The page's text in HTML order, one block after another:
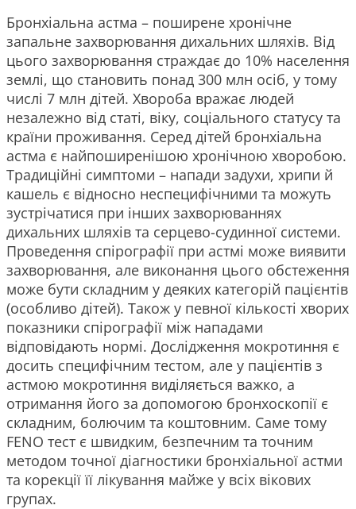
Бронхіальна астма – поширене хронічне
запальне захворювання дихальних шляхів. Від
цього захворювання страждає до 10% населення
землі, що становить понад 300 млн осіб, у тому
числі 7 млн дітей. Хвороба вражає людей
незалежно від статі, віку, соціального статусу та
країни проживання. Серед дітей бронхіальна
астма є найпоширенішою хронічною хворобою.
Традиційні симптоми – напади задухи, хрипи й
кашель є відносно неспецифічними та можуть
зустрічатися при інших захворюваннях
дихальних шляхів та серцево-судинної системи.
Проведення спірографії при астмі може виявити
захворювання, але виконання цього обстеження
може бути складним у деяких категорій пацієнтів
(особливо дітей). Також у певної кількості хворих
показники спірографії між нападами
відповідають нормі. Дослідження мокротиння є
досить специфічним тестом, але у пацієнтів з
астмою мокротиння виділяється важко, а
отримання його за допомогою бронхоскопії є
складним, болючим та коштовним. Саме тому
FENO тест є швидким, безпечним та точним
методом точної діагностики бронхіальної астми
та корекції її лікування майже у всіх вікових
групах.